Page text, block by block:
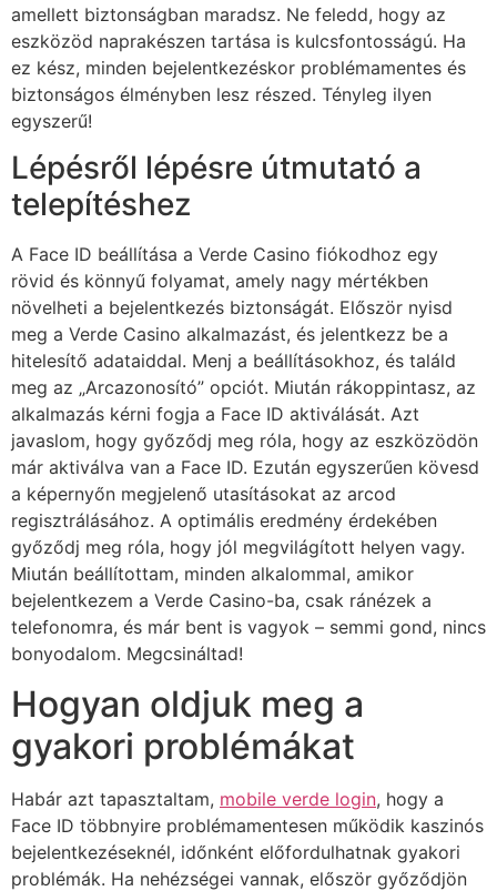
amellett biztonságban maradsz. Ne feledd, hogy az
eszközöd naprakészen tartása is kulcsfontosságú. Ha
ez kész, minden bejelentkezéskor problémamentes és
biztonságos élményben lesz részed. Tényleg ilyen
egyszerű!
Lépésről lépésre útmutató a
telepítéshez
A Face ID beállítása a Verde Casino fiókodhoz egy
rövid és könnyű folyamat, amely nagy mértékben
növelheti a bejelentkezés biztonságát. Először nyisd
meg a Verde Casino alkalmazást, és jelentkezz be a
hitelesítő adataiddal. Menj a beállításokhoz, és találd
meg az „Arcazonosító” opciót. Miután rákoppintasz, az
alkalmazás kérni fogja a Face ID aktiválását. Azt
javaslom, hogy győződj meg róla, hogy az eszközödön
már aktiválva van a Face ID. Ezután egyszerűen kövesd
a képernyőn megjelenő utasításokat az arcod
regisztrálásához. A optimális eredmény érdekében
győződj meg róla, hogy jól megvilágított helyen vagy.
Miután beállítottam, minden alkalommal, amikor
bejelentkezem a Verde Casino-ba, csak ránézek a
telefonomra, és már bent is vagyok – semmi gond, nincs
bonyodalom. Megcsináltad!
Hogyan oldjuk meg a
gyakori problémákat
Habár azt tapasztaltam, mobile verde login, hogy a
Face ID többnyire problémamentesen működik kaszinós
bejelentkezéseknél, időnként előfordulhatnak gyakori
problémák. Ha nehézségei vannak, először győződjön